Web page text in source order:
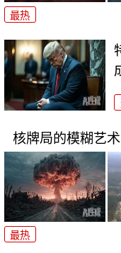
最热
核牌局的模糊艺
最热